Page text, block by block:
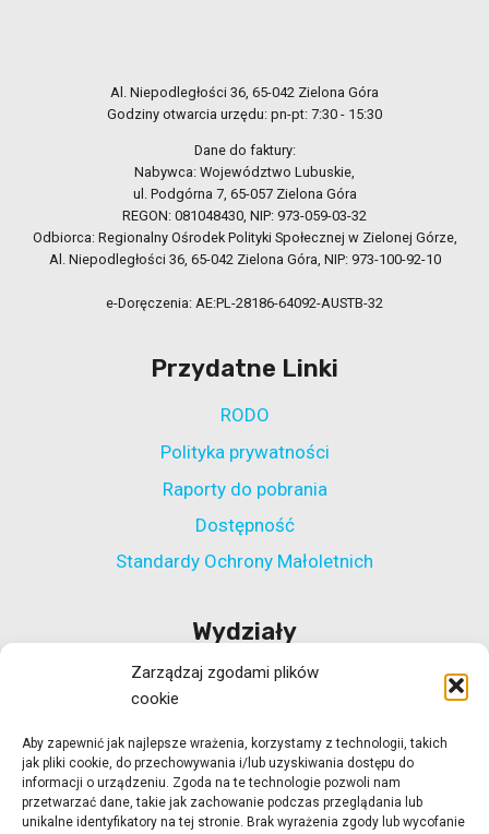
Zarządzaj zgodami plików
cookie
Aby zapewnić jak najlepsze wrażenia, korzystamy z technologii, takich
jak pliki cookie, do przechowywania i/lub uzyskiwania dostępu do
informacji o urządzeniu. Zgoda na te technologie pozwoli nam
przetwarzać dane, takie jak zachowanie podczas przeglądania lub
unikalne identyfikatory na tej stronie. Brak wyrażenia zgody lub wycofanie
Al. Niepodległości 36, 65-042 Zielona Góra
Godziny otwarcia urzędu: pn-pt: 7:30 - 15:30
Dane do faktury:
Nabywca: Województwo Lubuskie,
ul. Podgórna 7, 65-057 Zielona Góra
REGON: 081048430, NIP: 973-059-03-32
Odbiorca: Regionalny Ośrodek Polityki Społecznej w Zielonej Górze,
Al. Niepodległości 36, 65-042 Zielona Góra, NIP: 973-100-92-10
e-Doręczenia: AE:PL-28186-64092-AUSTB-32
Przydatne Linki
RODO
Polityka prywatności
Raporty do pobrania
Dostępność
Standardy Ochrony Małoletnich
Wydziały
Wydział Polityki Społecznej
Wydział ds. Rehabilitacji Zawodowej i Społecznej
Wydział Koordynacji Włączenia Społecznego
Wydział ds. Realizacji Projektów Strukturalnych
Ośrodek Adopcyjny w Zielonej Górze